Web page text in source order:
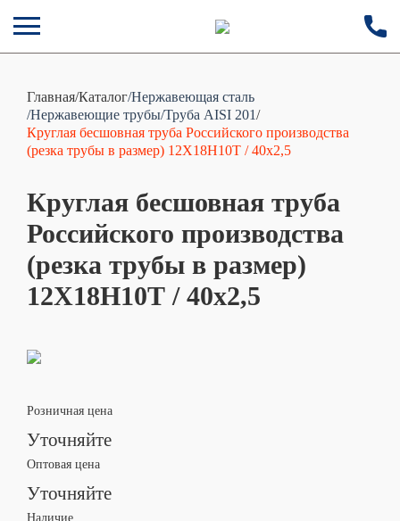
Главная/Каталог/Нержавеющая сталь
/Нержавеющие трубы/Труба AISI 201/
Круглая бесшовная труба Российского производства
(резка трубы в размер) 12Х18Н10Т / 40х2,5
Круглая бесшовная труба
Российского производства
(резка трубы в размер)
12Х18Н10Т / 40х2,5
Розничная цена
Уточняйте
Оптовая цена
Уточняйте
Наличие